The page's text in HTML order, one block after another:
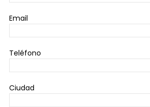
Email
Teléfono
Ciudad